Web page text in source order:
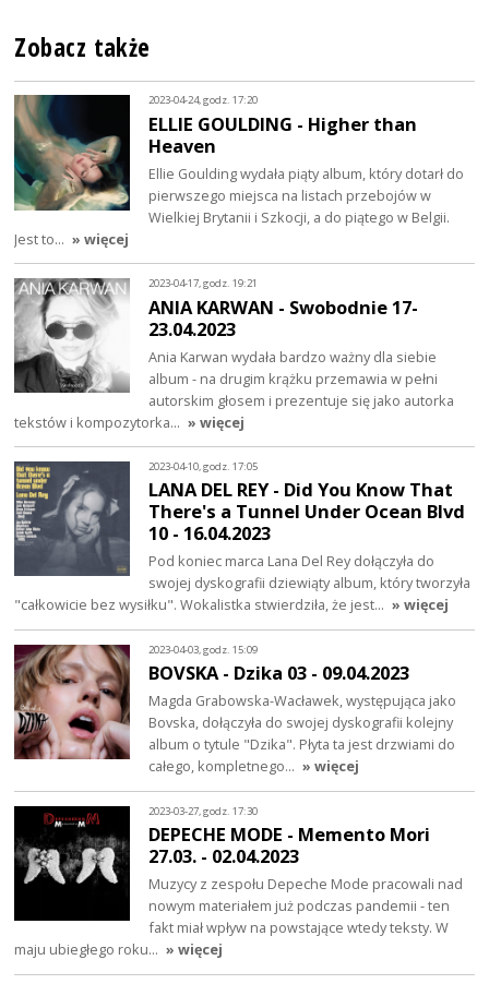
Zobacz także
2023-04-24, godz. 17:20
ELLIE GOULDING - Higher than
Heaven
Ellie Goulding wydała piąty album, który dotarł do
pierwszego miejsca na listach przebojów w
Wielkiej Brytanii i Szkocji, a do piątego w Belgii.
Jest to… » więcej
2023-04-17, godz. 19:21
ANIA KARWAN - Swobodnie 17-
23.04.2023
Ania Karwan wydała bardzo ważny dla siebie
album - na drugim krążku przemawia w pełni
autorskim głosem i prezentuje się jako autorka
tekstów i kompozytorka… » więcej
2023-04-10, godz. 17:05
LANA DEL REY - Did You Know That
There's a Tunnel Under Ocean Blvd
10 - 16.04.2023
Pod koniec marca Lana Del Rey dołączyła do
swojej dyskografii dziewiąty album, który tworzyła
"całkowicie bez wysiłku". Wokalistka stwierdziła, że jest… » więcej
2023-04-03, godz. 15:09
BOVSKA - Dzika 03 - 09.04.2023
Magda Grabowska-Wacławek, występująca jako
Bovska, dołączyła do swojej dyskografii kolejny
album o tytule "Dzika". Płyta ta jest drzwiami do
całego, kompletnego… » więcej
2023-03-27, godz. 17:30
DEPECHE MODE - Memento Mori
27.03. - 02.04.2023
Muzycy z zespołu Depeche Mode pracowali nad
nowym materiałem już podczas pandemii - ten
fakt miał wpływ na powstające wtedy teksty. W
maju ubiegłego roku… » więcej